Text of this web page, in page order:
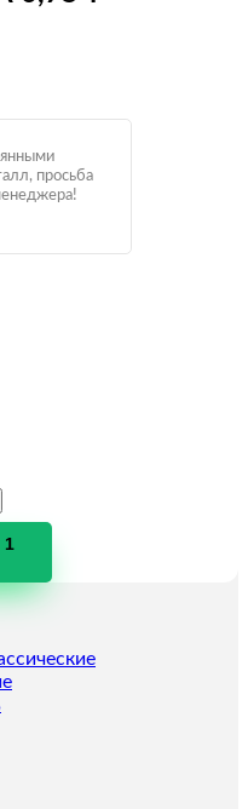
просьба
1